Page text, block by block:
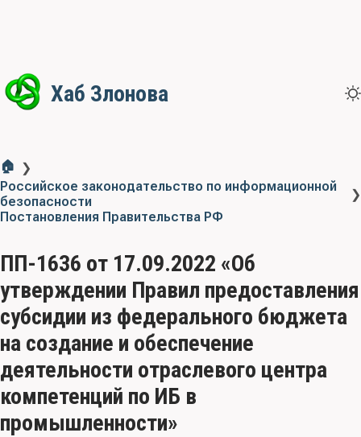
Хаб Злонова
🏠 ❯
Российское законодательство по информационной
безопасности
❯
Постановления Правительства РФ
ПП-1636 от 17.09.2022 «Об
утверждении Правил предоставления
субсидии из федерального бюджета
на создание и обеспечение
деятельности отраслевого центра
компетенций по ИБ в
промышленности»